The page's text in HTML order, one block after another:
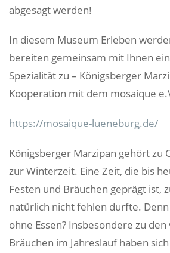
abgesagt werden!
In diesem Museum Erleben
bereiten gemeinsam mit Ihnen
Spezialität zu – Königsberger
Kooperation mit dem mosaique
https://mosaique-lueneburg.de/
Königsberger Marzipan gehört zu
zur Winterzeit. Eine Zeit, die bis
Festen und Bräuchen geprägt ist,
natürlich nicht fehlen durfte.
ohne Essen? Insbesondere zu
Bräuchen im Jahreslauf haben